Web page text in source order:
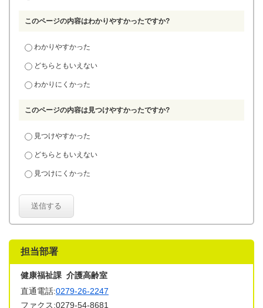
このページの内容はわかりやすかったですか?
わかりやすかった
どちらともいえない
わかりにくかった
このページの内容は見つけやすかったですか?
見つけやすかった
どちらともいえない
見つけにくかった
送信する
担当部署
健康福祉課 介護高齢室
直通電話:0279-26-2247
ファクス:0279-54-8681